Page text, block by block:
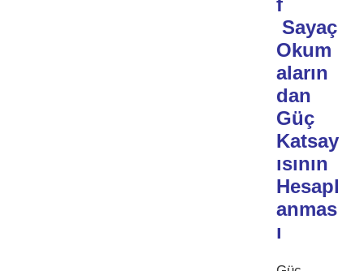
f
Sayaç
Okum
aların
dan
Güç
Katsay
ısının
Hesapl
anmas
ı